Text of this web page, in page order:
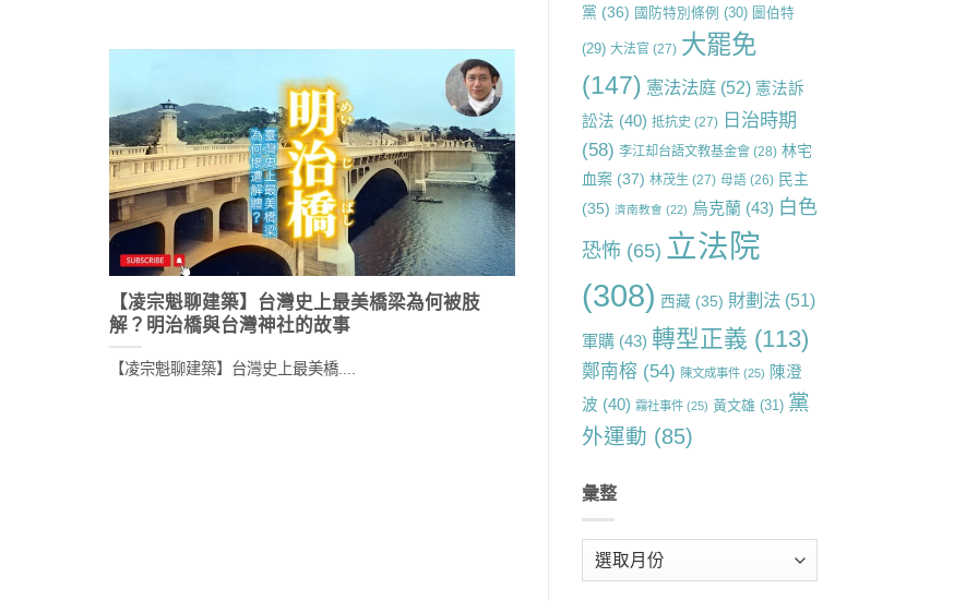
【凌宗魁聊建築】台灣史上最美橋梁為何被肢
解？明治橋與台灣神社的故事
【凌宗魁聊建築】台灣史上最美橋....
黨 (36) 國防特別條例 (30) 圖伯特
(29) 大法官(27) 大罷免
(147) 憲法法庭(52) 憲法訴
訟法 (40) 抵抗史 (27) 日治時期
(58) 李江却台語文教基金會(28) 林宅
血案(37) 林茂生 (27) 母語(26) 民主
(35) 濟南教會 (22) 烏克蘭(43) 白色
恐怖 (65) 立法院
(308) 西藏(35) 財劃法(51)
軍購(43) 轉型正義 (113)
鄭南榕 (54) 陳文成事件(25) 陳澄
波 (40) 霧社事件(25) 黃文雄(31) 黨
外運動 (85)
彙整